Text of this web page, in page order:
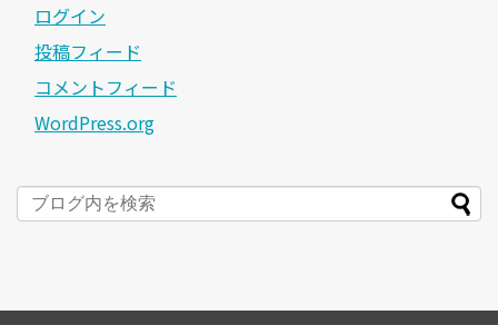
ログイン
投稿フィード
コメントフィード
WordPress.org